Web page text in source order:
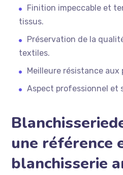
Finition impeccable et
tissus.
Préservation de la
textiles.
Meilleure résistance
Aspect professionnel et
une référence
blanchisserie